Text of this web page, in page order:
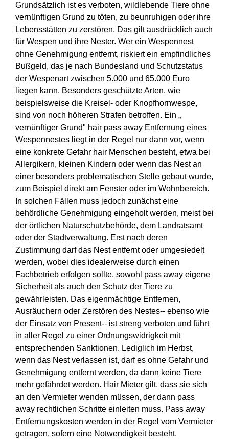
Grundsätzlich ist es verboten, wildlebende Tiere ohne
vernünftigen Grund zu töten, zu beunruhigen oder ihre
Lebensstätten zu zerstören. Das gilt ausdrücklich auch
für Wespen und ihre Nester. Wer ein Wespennest
ohne Genehmigung entfernt, riskiert ein empfindliches
Bußgeld, das je nach Bundesland und Schutzstatus
der Wespenart zwischen 5.000 und 65.000 Euro
liegen kann. Besonders geschützte Arten, wie
beispielsweise die Kreisel- oder Knopfhornwespe,
sind von noch höheren Strafen betroffen. Ein „
vernünftiger Grund" hair pass away Entfernung eines
Wespennestes liegt in der Regel nur dann vor, wenn
eine konkrete Gefahr hair Menschen besteht, etwa bei
Allergikern, kleinen Kindern oder wenn das Nest an
einer besonders problematischen Stelle gebaut wurde,
zum Beispiel direkt am Fenster oder im Wohnbereich.
In solchen Fällen muss jedoch zunächst eine
behördliche Genehmigung eingeholt werden, meist bei
der örtlichen Naturschutzbehörde, dem Landratsamt
oder der Stadtverwaltung. Erst nach deren
Zustimmung darf das Nest entfernt oder umgesiedelt
werden, wobei dies idealerweise durch einen
Fachbetrieb erfolgen sollte, sowohl pass away eigene
Sicherheit als auch den Schutz der Tiere zu
gewährleisten. Das eigenmächtige Entfernen,
Ausräuchern oder Zerstören des Nestes-- ebenso wie
der Einsatz von Present-- ist streng verboten und führt
in aller Regel zu einer Ordnungswidrigkeit mit
entsprechenden Sanktionen. Lediglich im Herbst,
wenn das Nest verlassen ist, darf es ohne Gefahr und
Genehmigung entfernt werden, da dann keine Tiere
mehr gefährdet werden. Hair Mieter gilt, dass sie sich
an den Vermieter wenden müssen, der dann pass
away rechtlichen Schritte einleiten muss. Pass away
Entfernungskosten werden in der Regel vom Vermieter
getragen, sofern eine Notwendigkeit besteht.